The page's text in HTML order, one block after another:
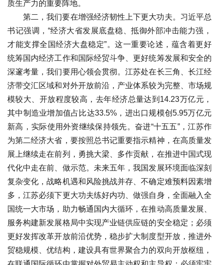
质生产力的重要阵地。
第二，我们要在增强经济韧性上下更大功夫。习近平总
书记强调，“经济大省发展底盘稳、抵御外部冲击能力强，
才能支撑全国经济大盘稳定”。这一重要论述，蕴含着更好
统筹国内经济工作和国际经贸斗争、更好统筹发展和安全的
深邃考量，我们要用心领会贯彻。江苏处在长三角、长江经
济带交汇区域和对外开放前沿，产业体系较为完整、市场规
模较大、开放程度较高，去年经济总量达到14.23万亿元，
其中制造业增加值占比达33.5%，进出口规模创5.95万亿元
新高，实际使用外资继续保持领先。奋进“十五五”，江苏作
为第二经济大省，要按照总书记重要指示精神，在高质量发
展上继续走在前列，勇挑大梁、多作贡献，在推进中国式现
代化中走在前、做示范。未来五年，我国发展环境面临深刻
复杂变化，战略机遇和风险挑战并存、不确定难预料因素增
多，江苏必须下更大功夫练好内功、做强自身，全面融入全
国统一大市场，助力畅通国内大循环，在推动高质量发展、
服务构建新发展格局中实现产业链供应链的安全稳定；必须
更好发挥改革开放前沿优势，稳步扩大制度型开放，推进外
贸稳规模、优结构，建设具有世界聚合力的双向开放枢纽，